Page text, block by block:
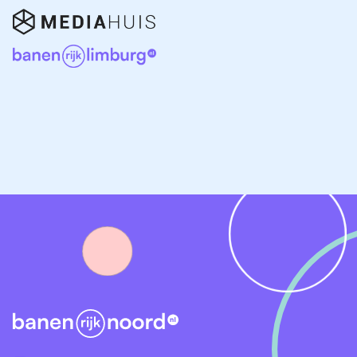
vacatures, van contentmarketeers en
socialmediaspecialisten tot marketingcoördinatoren en
merkstrategen.
Marketingprofessionals in Groningen houden zich
Het beheren van socialmediakanalen
Het optimaliseren van online zichtbaarheid via SEO
De digitale marketingwereld verandert razendsnel.
Daarom zijn professionals die op de hoogte blijven
van trends in technologie, data-analyse en AI-